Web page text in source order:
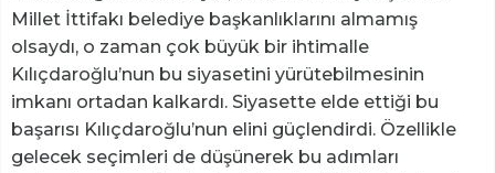
Millet İttifakı belediye başkanlıklarını almamış
olsaydı, o zaman çok büyük bir ihtimalle
Kılıçdaroğlu’nun bu siyasetini yürütebilmesinin
imkanı ortadan kalkardı. Siyasette elde ettiği bu
başarısı Kılıçdaroğlu’nun elini güçlendirdi. Özellikle
gelecek seçimleri de düşünerek bu adımları